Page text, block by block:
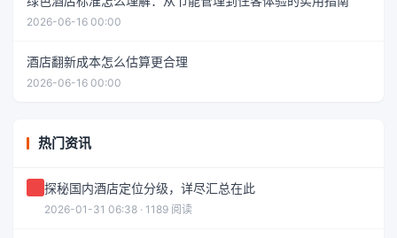
2026-06-16 00:00
酒店翻新成本怎么估算更合理
2026-06-16 00:00
热门资讯
探秘国内酒店定位分级，详尽汇总在此
2026-01-31 06:38 · 1189 阅读